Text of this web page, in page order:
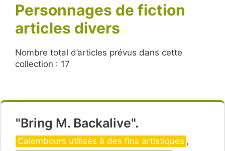
Personnages de fiction
articles divers
Nombre total d’articles prévus dans cette
collection : 17
"Bring M. Backalive".
Catégories
Calembours utilisés à des fins artistiques ,